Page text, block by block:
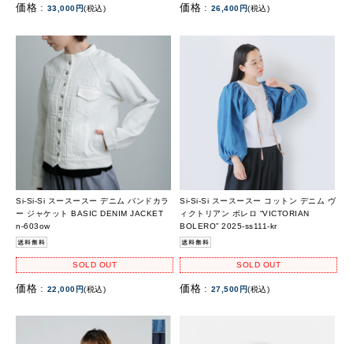
価格 : 33,000円(税込) 価格 : 26,400円(税込)
Si-Si-Si スースースー デニム バンドカラ
ー ジャケット BASIC DENIM JACKET
n-603ow
SOLD OUT
価格 : 22,000円(税込)
Si-Si-Si スースースー コットン デニム ヴ
ィクトリアン ボレロ “VICTORIAN
BOLERO” 2025-ss111-kr
SOLD OUT
価格 : 27,500円(税込)